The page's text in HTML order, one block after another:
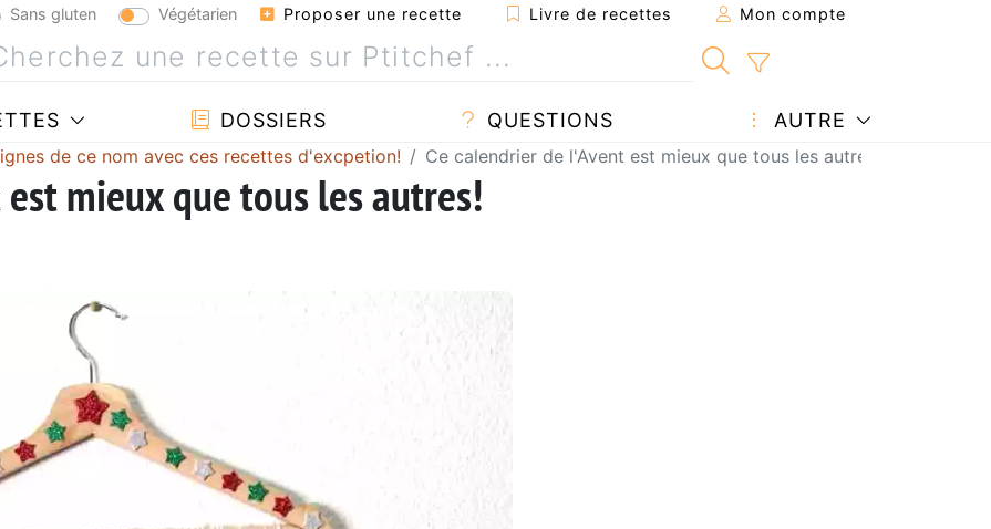
Sans gluten Végétarien Proposer une recette Livre de recettes Mon compte
DOSSIERS QUESTIONS AUTRE
de ce nom avec ces recettes d'excpetion! Ce calendrier de l'Avent est mieux que tous les autres!
mieux que tous les autres!